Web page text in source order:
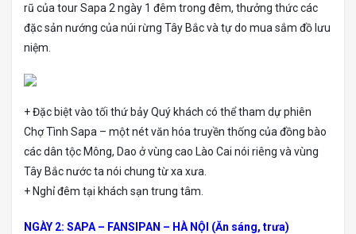
rũ của tour Sapa 2 ngày 1 đêm trong đêm, thưởng thức các
đặc sản nướng của núi rừng Tây Bắc và tự do mua sắm đồ lưu
niệm.
+ Đặc biệt vào tối thứ bảy Quý khách có thể tham dự phiên
Chợ Tình Sapa – một nét văn hóa truyền thống của đồng bào
các dân tộc Mông, Dao ở vùng cao Lào Cai nói riêng và vùng
Tây Bắc nước ta nói chung từ xa xưa.
+ Nghỉ đêm tại khách sạn trung tâm.
NGÀY 2: SAPA – FANSIPAN – HÀ NỘI (Ăn sáng, trưa)